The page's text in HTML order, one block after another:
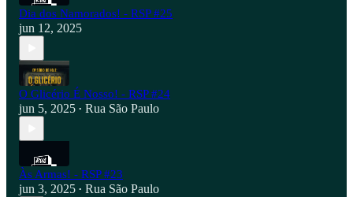
Dia dos Namorados! - RSP #25
jun 12, 2025
O Glicério É Nosso! - RSP #24
jun 5, 2025 • Rua São Paulo
Às Armas! - RSP #23
jun 3, 2025 • Rua São Paulo